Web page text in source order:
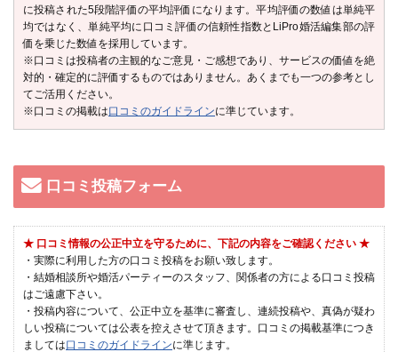
に投稿された5段階評価の平均評価になります。平均評価の数値は単純平
均ではなく、単純平均に口コミ評価の信頼性指数とLiPro婚活編集部の評
価を乗じた数値を採用しています。
※口コミは投稿者の主観的なご意見・ご感想であり、サービスの価値を絶
対的・確定的に評価するものではありません。あくまでも一つの参考とし
てご活用ください。
※口コミの掲載は口コミのガイドラインに準じています。
口コミ投稿フォーム
★ 口コミ情報の公正中立を守るために、下記の内容をご確認ください ★
・実際に利用した方の口コミ投稿をお願い致します。
・結婚相談所や婚活パーティーのスタッフ、関係者の方による口コミ投稿
はご遠慮下さい。
・投稿内容について、公正中立を基準に審査し、連続投稿や、真偽が疑わ
しい投稿については公表を控えさせて頂きます。口コミの掲載基準につき
ましては口コミのガイドラインに準じます。